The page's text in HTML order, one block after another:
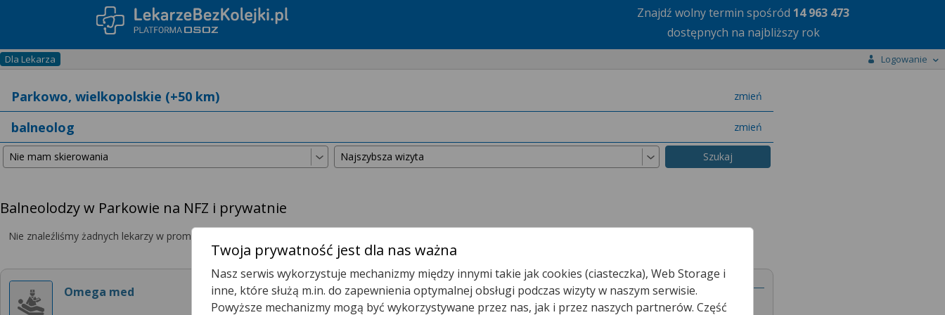
Znajdź wolny termin spośród 14 963 473
dostępnych na najbliższy rok
Dla Lekarza Logowanie
zmień
miasto
zmień
specjalizację
Balneolodzy w Parkowie na NFZ i prywatnie
Nie znaleźliśmy żadnych lekarzy w promieniu
Omega med Omega Med
Twoja prywatność jest dla nas ważna
Nasz serwis wykorzystuje mechanizmy między innymi takie jak cookies (ciasteczka), Web Storage i
inne, które służą m.in. do zapewnienia optymalnej obsługi podczas wizyty w naszym serwisie.
Powyższe mechanizmy mogą być wykorzystywane przez nas, jak i przez naszych partnerów. Część